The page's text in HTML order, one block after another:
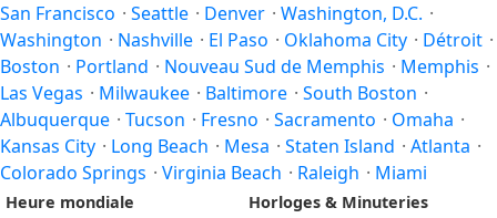
San Francisco · Seattle · Denver · Washington, D.C. ·
Washington · Nashville · El Paso · Oklahoma City · Détroit ·
Boston · Portland · Nouveau Sud de Memphis · Memphis ·
Las Vegas · Milwaukee · Baltimore · South Boston ·
Albuquerque · Tucson · Fresno · Sacramento · Omaha ·
Kansas City · Long Beach · Mesa · Staten Island · Atlanta ·
Colorado Springs · Virginia Beach · Raleigh · Miami
Heure mondiale
Horloges & Minuteries